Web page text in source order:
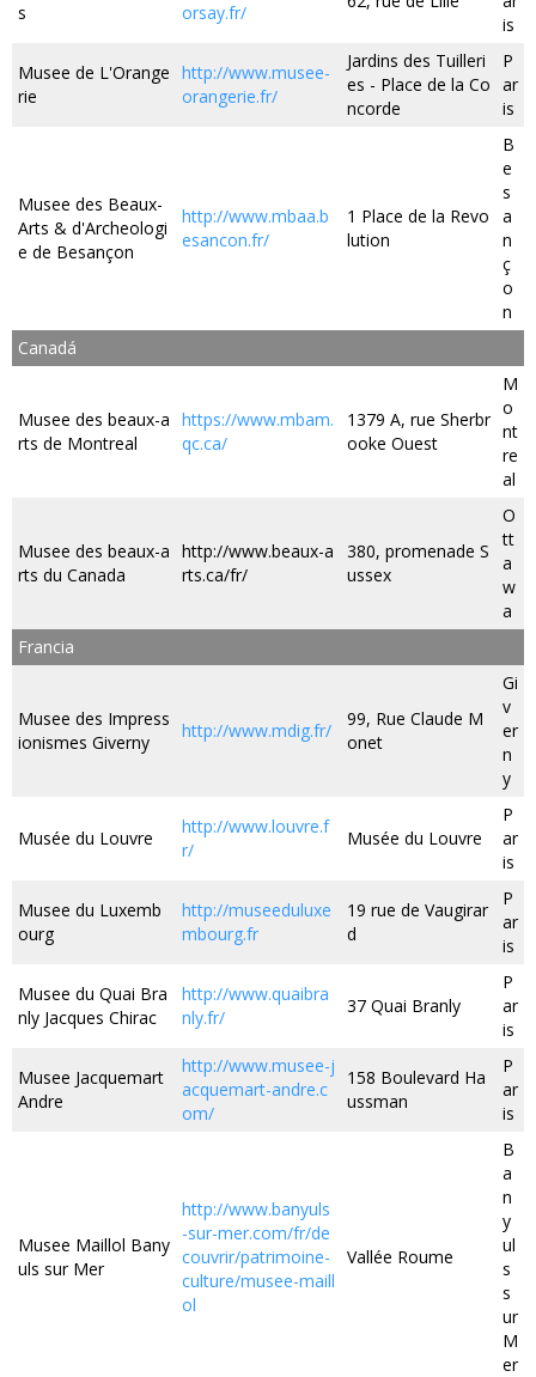
s orsay.fr/
is
Musee de L'Orange
rie
http://www.musee-
orangerie.fr/
Jardins des Tuilleri
es - Place de la Co
ncorde
P
ar
is
Musee des Beaux-
Arts & d'Archeologi
e de Besançon
http://www.mbaa.b
esancon.fr/
1 Place de la Revo
lution
B
e
s
a
n
ç
o
n
Canadá
Musee des beaux-a
rts de Montreal
https://www.mbam.
qc.ca/
1379 A, rue Sherbr
ooke Ouest
M
o
nt
re
al
Musee des beaux-a
rts du Canada
http://www.beaux-a
rts.ca/fr/
380, promenade S
ussex
O
tt
a
w
a
Francia
Musee des Impress
ionismes Giverny
http://www.mdig.fr/
99, Rue Claude M
onet
Gi
v
er
n
y
Musée du Louvre
http://www.louvre.f
r/
Musée du Louvre
P
ar
is
Musee du Luxemb
ourg
http://museeduluxe
mbourg.fr
19 rue de Vaugirar
d
P
ar
is
Musee du Quai Bra
nly Jacques Chirac
http://www.quaibra
nly.fr/
37 Quai Branly
P
ar
is
Musee Jacquemart
Andre
http://www.musee-j
acquemart-andre.c
om/
158 Boulevard Ha
ussman
P
ar
is
Musee Maillol Bany
uls sur Mer
http://www.banyuls
-sur-mer.com/fr/de
couvrir/patrimoine-
culture/musee-maill
ol
Vallée Roume
B
a
n
y
ul
s
s
ur
M
er